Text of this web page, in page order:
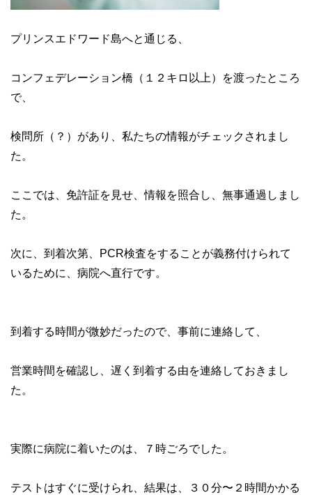
プリンスエドワード島へと通じる、
コンフェデレーション橋（１２キロ以上）を渡ったところ
で、
検問所（？）があり、私たちの情報がチェックされまし
た。
ここでは、免許証を見せ、情報を照合し、無事通過しまし
た。
次に、到着次第、PCR検査をすることが義務付けられて
いるために、病院へ直行です。
到着する時間が微妙だったので、事前に連絡して、
営業時間を確認し、遅く到着する由を連絡しておきまし
た。
実際に病院に着いたのは、７時ごろでした。
テストはすぐに受けられ、結果は、３０分〜２時間かかる